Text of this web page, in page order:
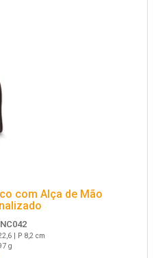
com Alça de Mão
| P 8,2 cm
g